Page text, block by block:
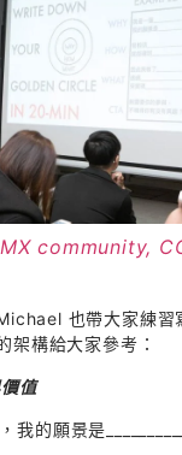
community,
也帶大家練習
架構給大家參考：
值
我的願景是